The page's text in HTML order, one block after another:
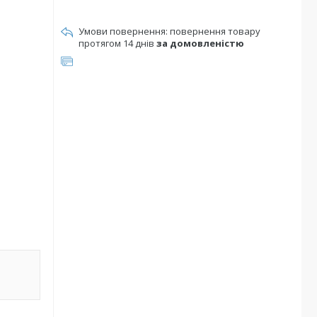
повернення товару
протягом 14 днів за домовленістю